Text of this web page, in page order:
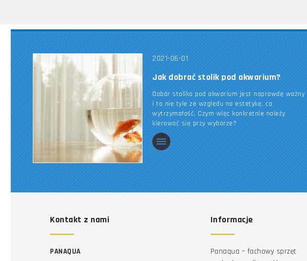
2021-06-01
Jak dobrać stolik pod akwarium?
Dobór stolika pod akwarium jest naprawdę ważny
i to nie tyle ze względu na estetykę, co
wytrzymałość. Czym więc konkretnie należy
kierować się przy wyborze?
Kontakt z nami
PANAQUA
Informacje
Panaqua – fachowy sprzęt